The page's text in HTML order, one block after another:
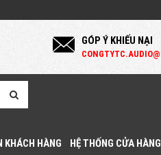
GÓP Ý KHIẾU NẠI
C
KHÁCH HÀNG HỆ THỐNG CỬA HÀNG